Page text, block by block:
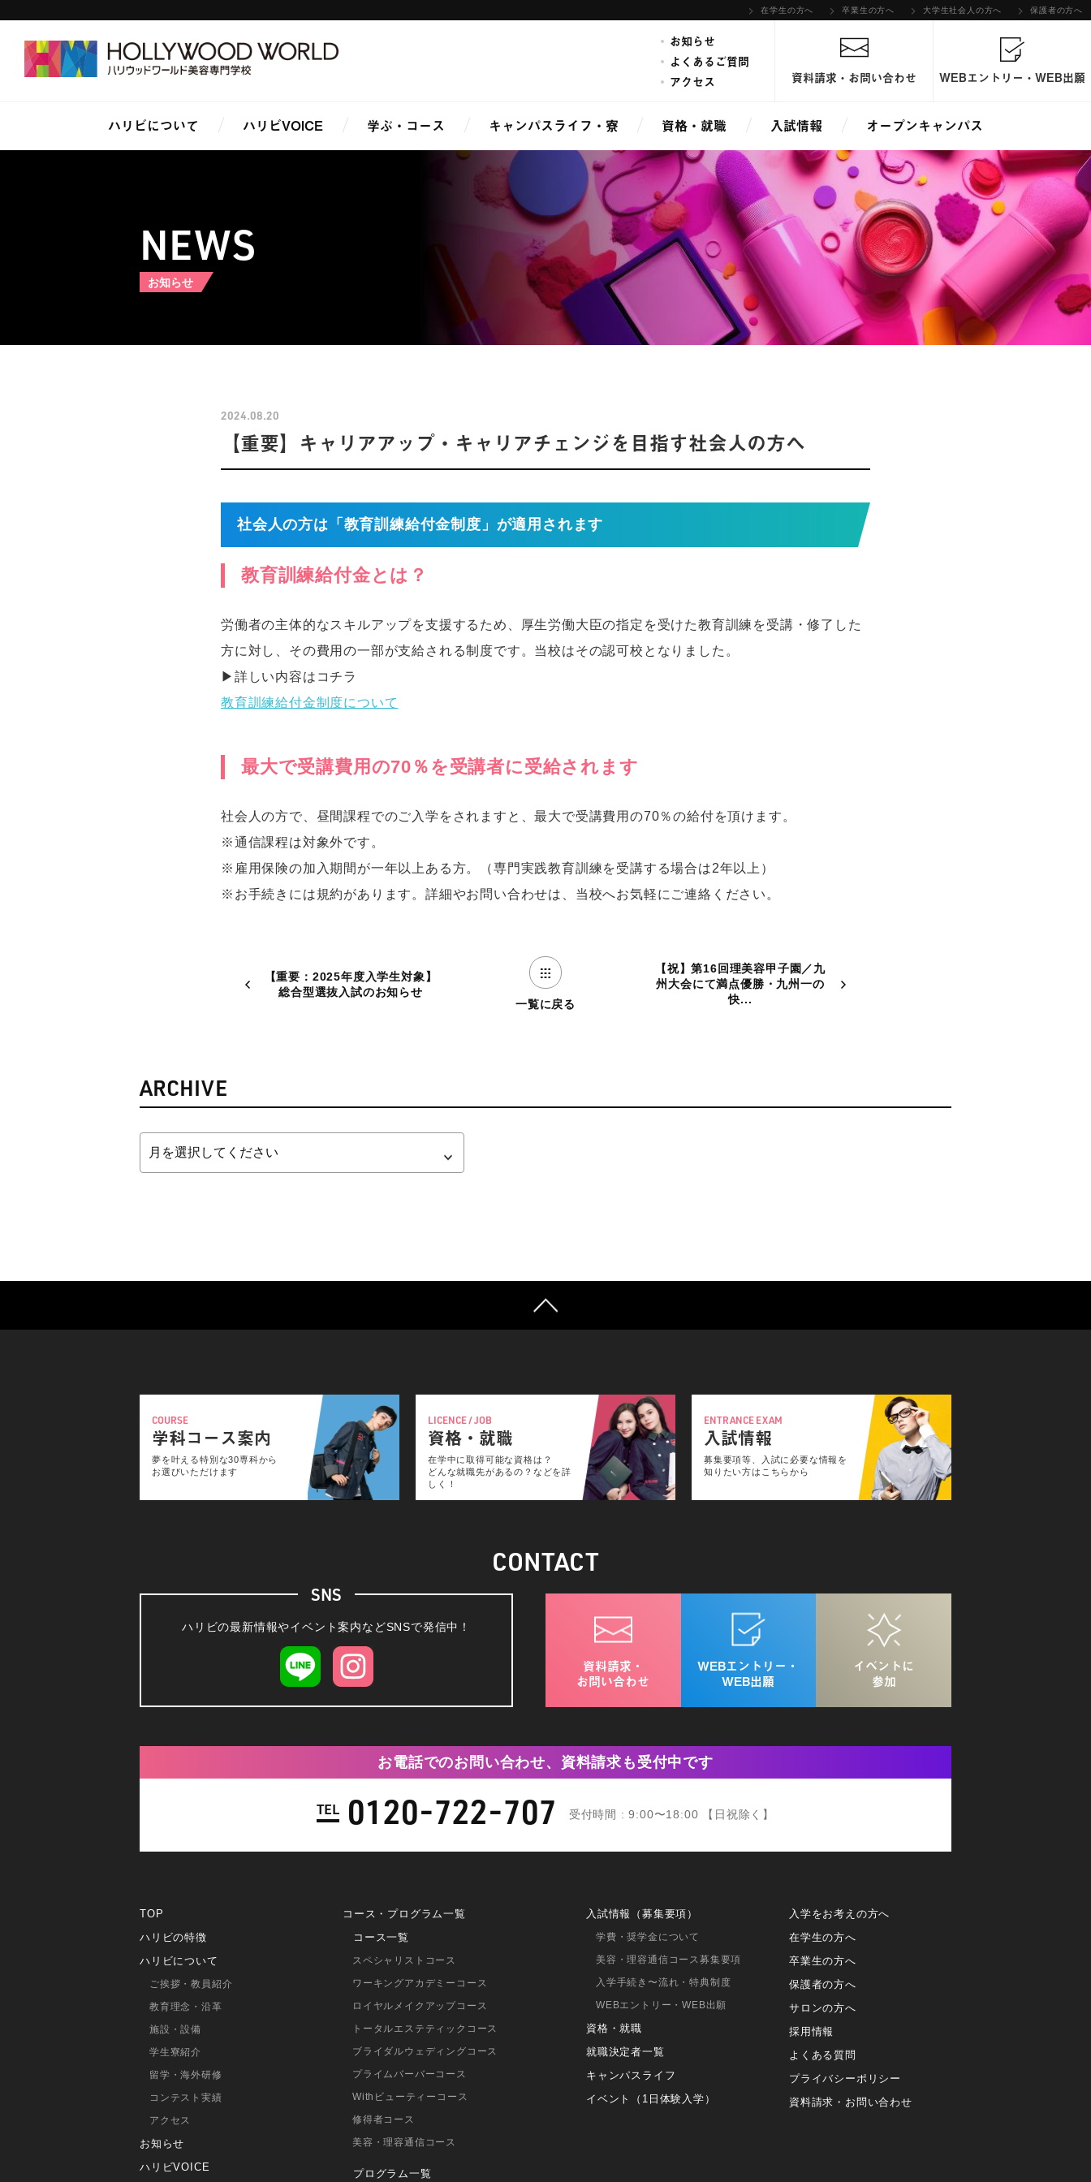
在学生の方へ 卒業生の方へ 大学生社会人の方へ 保護者の方へ
お知らせ
よくあるご質問
アクセス
資料請求・お問い合わせ WEBエントリー・WEB出願
ハリビについて ハリビVOICE 学ぶ・コース キャンパスライフ・寮 資格・就職 入試情報 オープンキャンパス
NEWS
お知らせ
2024.08.20
【重要】キャリアアップ・キャリアチェンジを目指す社会人の方へ
社会人の方は「教育訓練給付金制度」が適用されます
教育訓練給付金とは？
労働者の主体的なスキルアップを支援するため、厚生労働大臣の指定を受けた教育訓練を受講・修了した
方に対し、その費用の一部が支給される制度です。当校はその認可校となりました。
▶詳しい内容はコチラ
教育訓練給付金制度について
最大で受講費用の70％を受講者に受給されます
社会人の方で、昼間課程でのご入学をされますと、最大で受講費用の70％の給付を頂けます。
※通信課程は対象外です。
※雇用保険の加入期間が一年以上ある方。（専門実践教育訓練を受講する場合は2年以上）
※お手続きには規約があります。詳細やお問い合わせは、当校へお気軽にご連絡ください。
【重要：2025年度入学生対象】
総合型選抜入試のお知らせ
一覧に戻る
【祝】第16回理美容甲子園／九
州大会にて満点優勝・九州一の
快...
ARCHIVE
COURSE
学科コース案内
夢を叶える特別な30専科から
お選びいただけます
LICENCE / JOB
資格・就職
在学中に取得可能な資格は？
どんな就職先があるの？などを詳
しく！
ENTRANCE EXAM
入試情報
募集要項等、入試に必要な情報を
知りたい方はこちらから
CONTACT
SNS
ハリビの最新情報やイベント案内などSNSで発信中！
資料請求・
お問い合わせ
WEBエントリー・
WEB出願
イベントに
参加
お電話でのお問い合わせ、資料請求も受付中です
TEL 0120-722-707 受付時間 : 9:00〜18:00 【日祝除く】
TOP
ハリビの特徴
ハリビについて
ご挨拶・教員紹介
教育理念・沿革
施設・設備
学生寮紹介
留学・海外研修
コンテスト実績
アクセス
お知らせ
ハリビVOICE
コース・プログラム一覧
コース一覧
スペシャリストコース
ワーキングアカデミーコース
ロイヤルメイクアップコース
トータルエステティックコース
ブライダルウェディングコース
プライムバーバーコース
Withビューティーコース
修得者コース
美容・理容通信コース
プログラム一覧
入試情報（募集要項）
学費・奨学金について
美容・理容通信コース募集要項
入学手続き〜流れ・特典制度
WEBエントリー・WEB出願
資格・就職
就職決定者一覧
キャンパスライフ
イベント（1日体験入学）
入学をお考えの方へ
在学生の方へ
卒業生の方へ
保護者の方へ
サロンの方へ
採用情報
よくある質問
プライバシーポリシー
資料請求・お問い合わせ